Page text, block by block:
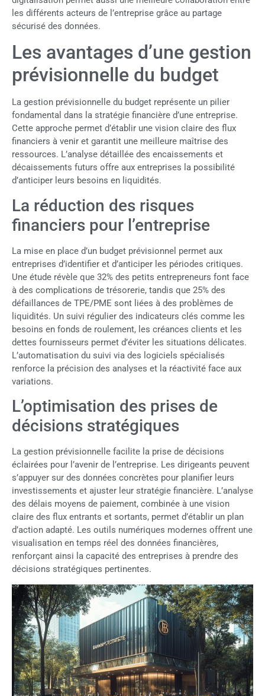
les différents acteurs de l’entreprise grâce au partage
sécurisé des données.
Les avantages d’une gestion
prévisionnelle du budget
La gestion prévisionnelle du budget représente un pilier
fondamental dans la stratégie financière d’une entreprise.
Cette approche permet d’établir une vision claire des flux
financiers à venir et garantit une meilleure maîtrise des
ressources. L’analyse détaillée des encaissements et
décaissements futurs offre aux entreprises la possibilité
d’anticiper leurs besoins en liquidités.
La réduction des risques
financiers pour l’entreprise
La mise en place d’un budget prévisionnel permet aux
entreprises d’identifier et d’anticiper les périodes critiques.
Une étude révèle que 32% des petits entrepreneurs font face
à des complications de trésorerie, tandis que 25% des
défaillances de TPE/PME sont liées à des problèmes de
liquidités. Un suivi régulier des indicateurs clés comme les
besoins en fonds de roulement, les créances clients et les
dettes fournisseurs permet d’éviter les situations délicates.
L’automatisation du suivi via des logiciels spécialisés
renforce la précision des analyses et la réactivité face aux
variations.
L’optimisation des prises de
décisions stratégiques
La gestion prévisionnelle facilite la prise de décisions
éclairées pour l’avenir de l’entreprise. Les dirigeants peuvent
s’appuyer sur des données concrètes pour planifier leurs
investissements et ajuster leur stratégie financière. L’analyse
des délais moyens de paiement, combinée à une vision
claire des flux entrants et sortants, permet d’établir un plan
d’action adapté. Les outils numériques modernes offrent une
visualisation en temps réel des données financières,
renforçant ainsi la capacité des entreprises à prendre des
décisions stratégiques pertinentes.